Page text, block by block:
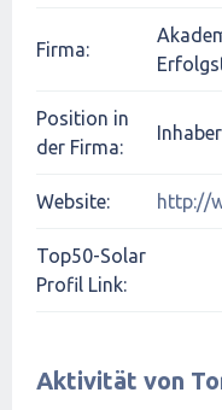
Firma:
Position in
der Firma:
Inhaber
Website: http://
Top50-Solar
Profil Link:
Aktivität von